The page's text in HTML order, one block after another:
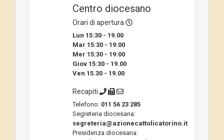
Centro diocesano
Orari di apertura
Lun 15:30 - 19.00
Mar 15:30 - 19:00
Mer 15:30 - 19:00
Giov 15:30 - 19.00
Ven 15.30 - 19.00
Recapiti
Telefono: 011 56 23 285
Segreteria diocesana:
segreteria@azionecattolicatorino.it
Presidenza diocesana: